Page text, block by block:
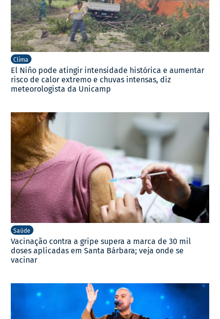
Clima
El Niño pode atingir intensidade histórica e aumentar
risco de calor extremo e chuvas intensas, diz
meteorologista da Unicamp
Saúde
Vacinação contra a gripe supera a marca de 30 mil
doses aplicadas em Santa Bárbara; veja onde se
vacinar